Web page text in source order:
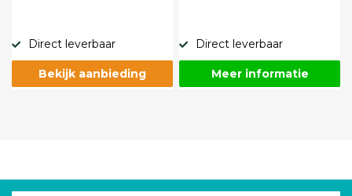
Direct leverbaar
Bekijk aanbieding
Direct leverbaar
Meer informatie